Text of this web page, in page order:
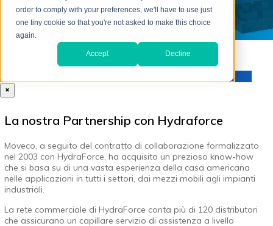
×
La nostra Partnership con Hydraforce
Moveco, a seguito del contratto di collaborazione formalizzato
nel 2003 con HydraForce, ha acquisito un prezioso know-how
che si basa su di una vasta esperienza della casa americana
nelle applicazioni in tutti i settori, dai mezzi mobili agli impianti
industriali.
La rete commerciale di HydraForce conta più di 120 distributori
che assicurano un capillare servizio di assistenza a livello